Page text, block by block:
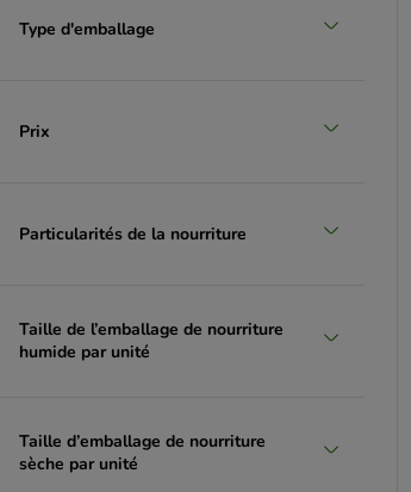
Type d'emballage
Prix
Particularités de la nourriture
Taille de l’emballage de nourriture
humide par unité
Taille d’emballage de nourriture
sèche par unité